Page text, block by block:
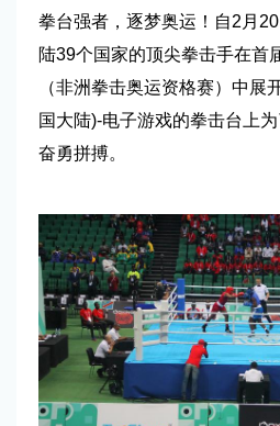
拳台强者，逐梦奥运！自2月
陆39个国家的顶尖拳击手在首
（非洲拳击奥运资格赛）中展
国大陆)-电子游戏的拳击台上
奋勇拼搏。